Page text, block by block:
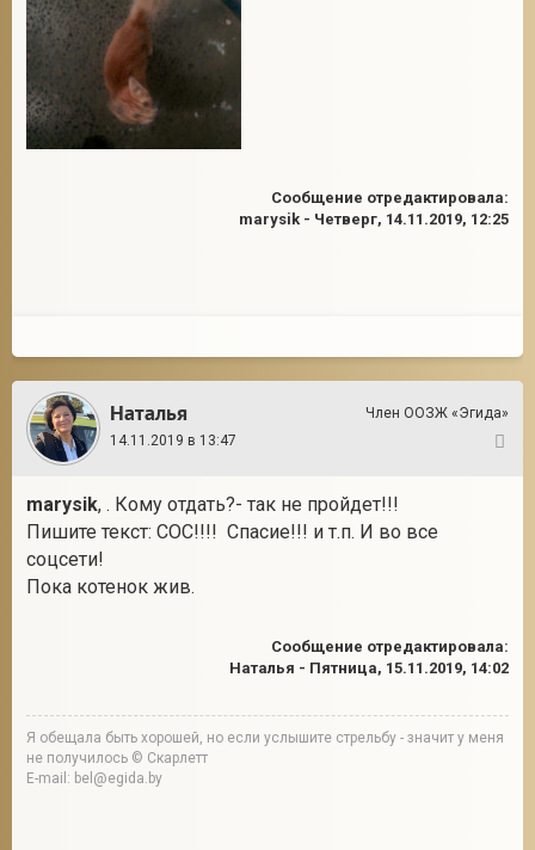
Сообщение отредактировала:
marysik - Четверг, 14.11.2019, 12:25
Наталья
Член ООЗЖ «Эгида»
14.11.2019 в 13:47
marysik, . Кому отдать?- так не пройдет!!!
Пишите текст: СОС!!!! Спасие!!! и т.п. И во все
соцсети!
Пока котенок жив.
Сообщение отредактировала:
Наталья - Пятница, 15.11.2019, 14:02
Я обещала быть хорошей, но если услышите стрельбу - значит у меня
не получилось © Скарлетт
E-mail: bel@egida.by